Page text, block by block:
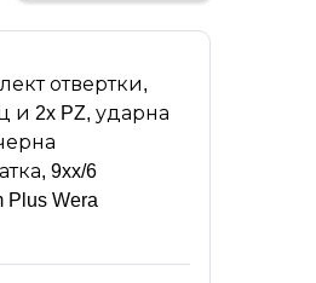
Уместност
Име
Код на артикул